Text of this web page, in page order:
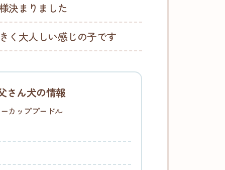
決まりました
く大人しい感じの子です
さん犬の情報
カッププードル